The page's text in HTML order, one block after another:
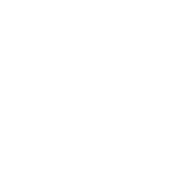
servis? Alpha servis nudi rješenja